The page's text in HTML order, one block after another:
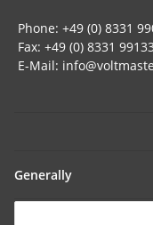
Phone: +49 (0) 8331
Fax: +49 (0) 8331
E-Mail:
Generally